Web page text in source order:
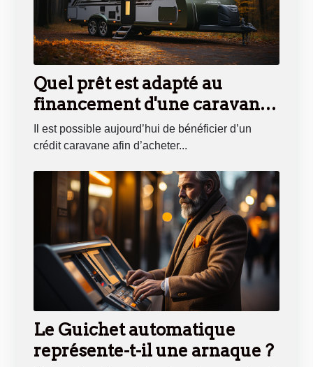
Quel prêt est adapté au
financement d'une caravane
?Il est possible aujourd’hui de bénéficier d’un
crédit caravane afin d’acheter...
Le Guichet automatique
représente-t-il une arnaque ?